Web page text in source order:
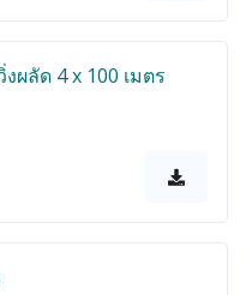
ผลัด 4 x 100 เมตร